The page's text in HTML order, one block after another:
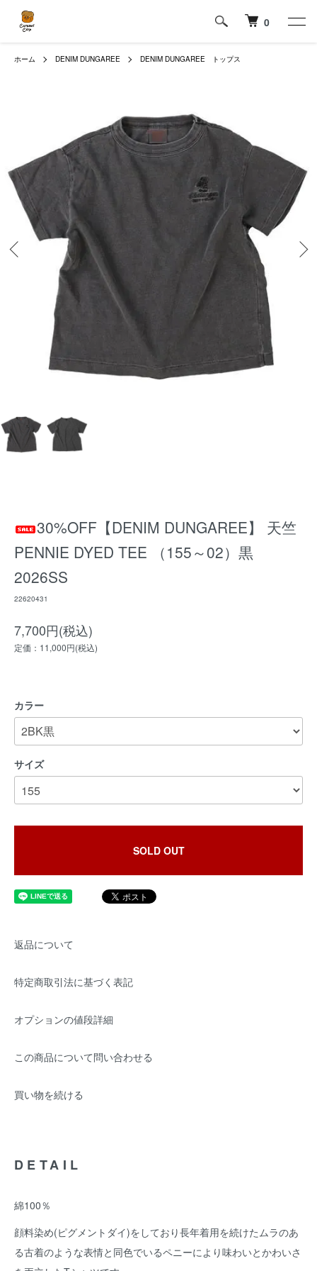
0
ホーム DENIM DUNGAREE DENIM DUNGAREE トップス
30%OFF【DENIM DUNGAREE】 天竺
PENNIE DYED TEE （155～02）黒
2026SS
22620431
7,700円(税込)
定価：11,000円(税込)
カラー
サイズ
SOLD OUT
返品について
特定商取引法に基づく表記
オプションの値段詳細
この商品について問い合わせる
買い物を続ける
DETAIL
綿100％
顔料染め(ピグメントダイ)をしており長年着用を続けたムラのあ
る古着のような表情と同色でいるペニーにより味わいとかわいさ